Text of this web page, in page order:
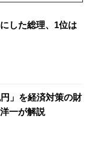
した総理、1位は
」を経済対策の財
一が解説